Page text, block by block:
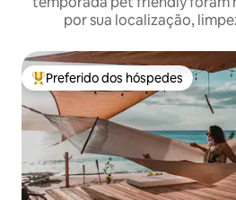
por sua localização,
Entre os melhores preferidos dos
Preferido dos hóspedes